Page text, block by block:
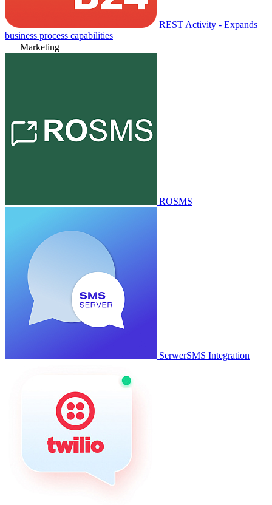
REST Activity - Expands
business process capabilities
Marketing
ROSMS
SerwerSMS Integration